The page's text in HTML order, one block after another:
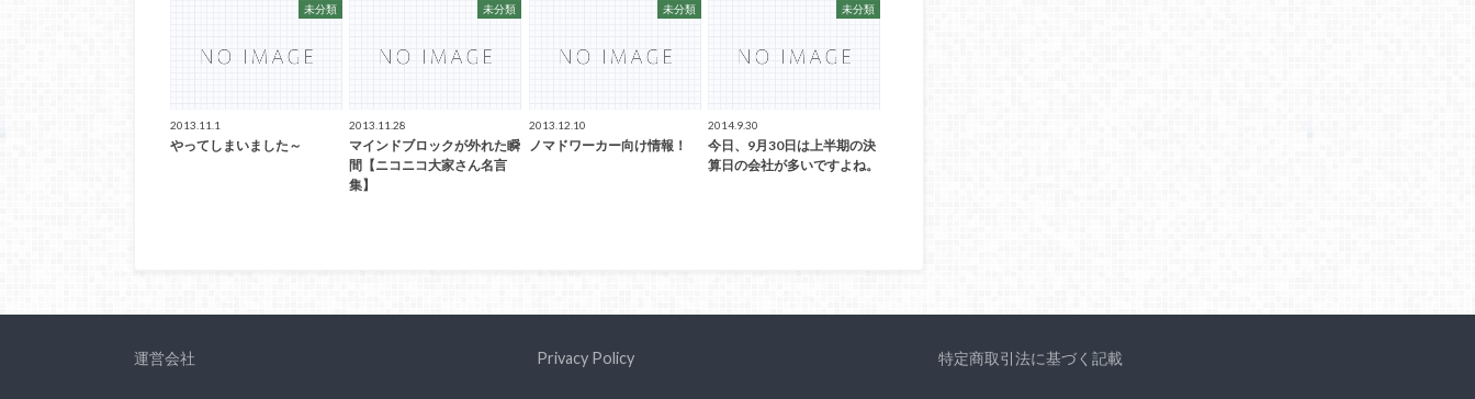
未分類
2013.11.1
やってしまいました～
未分類
2013.11.28
マインドブロックが外れた瞬
間【ニコニコ大家さん名言
集】
未分類
2013.12.10
ノマドワーカー向け情報！
未分類
2014.9.30
今日、9月30日は上半期の決
算日の会社が多いですよね。
運営会社 Privacy Policy 特定商取引法に基づく記載